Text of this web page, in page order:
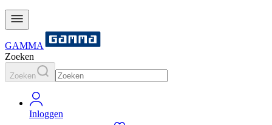
GAMMA
Zoeken
Zoeken
Inloggen